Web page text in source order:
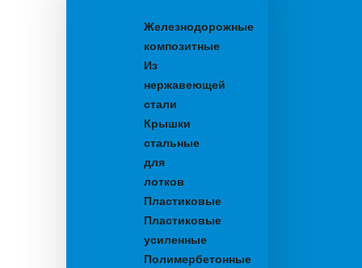
Железнодорожные
композитные
Из
нержавеющей
стали
Крышки
стальные
для
лотков
Пластиковые
Пластиковые
усиленные
Полимербетонные